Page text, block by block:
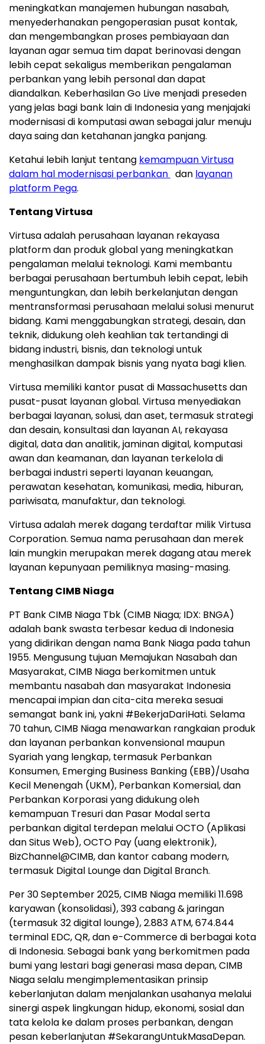
meningkatkan manajemen hubungan nasabah,
menyederhanakan pengoperasian pusat kontak,
dan mengembangkan proses pembiayaan dan
layanan agar semua tim dapat berinovasi dengan
lebih cepat sekaligus memberikan pengalaman
perbankan yang lebih personal dan dapat
diandalkan. Keberhasilan Go Live menjadi preseden
yang jelas bagi bank lain di Indonesia yang menjajaki
modernisasi di komputasi awan sebagai jalur menuju
daya saing dan ketahanan jangka panjang.
Ketahui lebih lanjut tentang kemampuan Virtusa
dalam hal modernisasi perbankan dan layanan
platform Pega.
Tentang Virtusa
Virtusa adalah perusahaan layanan rekayasa
platform dan produk global yang meningkatkan
pengalaman melalui teknologi. Kami membantu
berbagai perusahaan bertumbuh lebih cepat, lebih
menguntungkan, dan lebih berkelanjutan dengan
mentransformasi perusahaan melalui solusi menurut
bidang. Kami menggabungkan strategi, desain, dan
teknik, didukung oleh keahlian tak tertandingi di
bidang industri, bisnis, dan teknologi untuk
menghasilkan dampak bisnis yang nyata bagi klien.
Virtusa memiliki kantor pusat di Massachusetts dan
pusat-pusat layanan global. Virtusa menyediakan
berbagai layanan, solusi, dan aset, termasuk strategi
dan desain, konsultasi dan layanan AI, rekayasa
digital, data dan analitik, jaminan digital, komputasi
awan dan keamanan, dan layanan terkelola di
berbagai industri seperti layanan keuangan,
perawatan kesehatan, komunikasi, media, hiburan,
pariwisata, manufaktur, dan teknologi.
Virtusa adalah merek dagang terdaftar milik Virtusa
Corporation. Semua nama perusahaan dan merek
lain mungkin merupakan merek dagang atau merek
layanan kepunyaan pemiliknya masing-masing.
Tentang CIMB Niaga
PT Bank CIMB Niaga Tbk (CIMB Niaga; IDX: BNGA)
adalah bank swasta terbesar kedua di Indonesia
yang didirikan dengan nama Bank Niaga pada tahun
1955. Mengusung tujuan Memajukan Nasabah dan
Masyarakat, CIMB Niaga berkomitmen untuk
membantu nasabah dan masyarakat Indonesia
mencapai impian dan cita-cita mereka sesuai
semangat bank ini, yakni #BekerjaDariHati. Selama
70 tahun, CIMB Niaga menawarkan rangkaian produk
dan layanan perbankan konvensional maupun
Syariah yang lengkap, termasuk Perbankan
Konsumen, Emerging Business Banking (EBB)/Usaha
Kecil Menengah (UKM), Perbankan Komersial, dan
Perbankan Korporasi yang didukung oleh
kemampuan Tresuri dan Pasar Modal serta
perbankan digital terdepan melalui OCTO (Aplikasi
dan Situs Web), OCTO Pay (uang elektronik),
BizChannel@CIMB, dan kantor cabang modern,
termasuk Digital Lounge dan Digital Branch.
Per 30 September 2025, CIMB Niaga memiliki 11.698
karyawan (konsolidasi), 393 cabang & jaringan
(termasuk 32 digital lounge), 2.883 ATM, 674.844
terminal EDC, QR, dan e-Commerce di berbagai kota
di Indonesia. Sebagai bank yang berkomitmen pada
bumi yang lestari bagi generasi masa depan, CIMB
Niaga selalu mengimplementasikan prinsip
keberlanjutan dalam menjalankan usahanya melalui
sinergi aspek lingkungan hidup, ekonomi, sosial dan
tata kelola ke dalam proses perbankan, dengan
pesan keberlanjutan #SekarangUntukMasaDepan.